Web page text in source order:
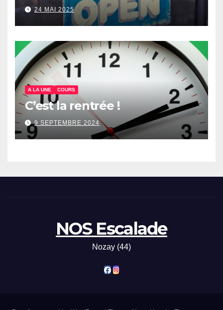
24 MAI 2025
A LA UNE COURS
C’est la rentrée !
9 SEPTEMBRE 2024
NOS Escalade
Nozay (44)